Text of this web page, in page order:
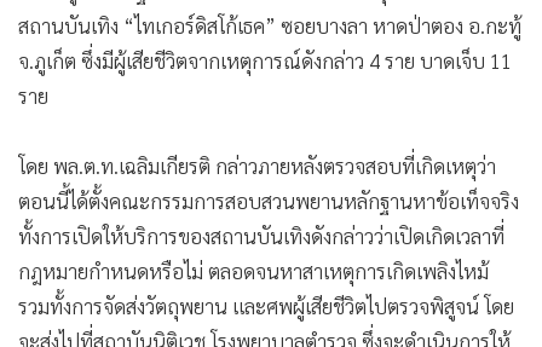
• ญี่ปุ่น
• News1
• Gotomanager
สถานบันเทิง “ไทเกอร์ดิสโก้เธค” ซอยบางลา หาดป่าตอง อ.กะทู้
จ.ภูเก็ต ซึ่งมีผู้เสียชีวิตจากเหตุการณ์ดังกล่าว 4 ราย บาดเจ็บ 11
ราย
โดย พล.ต.ท.เฉลิมเกียรติ กล่าวภายหลังตรวจสอบที่เกิดเหตุว่า
ตอนนี้ได้ตั้งคณะกรรมการสอบสวนพยานหลักฐานหาข้อเท็จจริง
ทั้งการเปิดให้บริการของสถานบันเทิงดังกล่าวว่าเปิดเกิดเวลาที่
กฎหมายกำหนดหรือไม่ ตลอดจนหาสาเหตุการเกิดเพลิงไหม้
รวมทั้งการจัดส่งวัตถุพยาน และศพผู้เสียชีวิตไปตรวจพิสูจน์ โดย
จะส่งไปที่สถาบันนิติเวช โรงพยาบาลตำรวจ ซึ่งจะดำเนินการให้